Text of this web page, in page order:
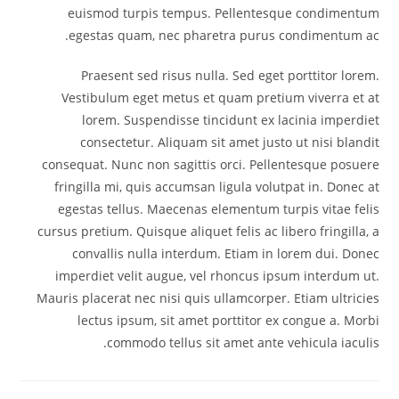
euismod turpis tempus. Pellentesque condimentum
egestas quam, nec pharetra purus condimentum ac.
Praesent sed risus nulla. Sed eget porttitor lorem.
Vestibulum eget metus et quam pretium viverra et at
lorem. Suspendisse tincidunt ex lacinia imperdiet
consectetur. Aliquam sit amet justo ut nisi blandit
consequat. Nunc non sagittis orci. Pellentesque posuere
fringilla mi, quis accumsan ligula volutpat in. Donec at
egestas tellus. Maecenas elementum turpis vitae felis
cursus pretium. Quisque aliquet felis ac libero fringilla, a
convallis nulla interdum. Etiam in lorem dui. Donec
imperdiet velit augue, vel rhoncus ipsum interdum ut.
Mauris placerat nec nisi quis ullamcorper. Etiam ultricies
lectus ipsum, sit amet porttitor ex congue a. Morbi
commodo tellus sit amet ante vehicula iaculis.